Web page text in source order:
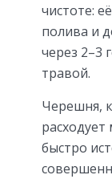
чистоте:
полива и
через 2–3
травой.
Черешня,
быстро